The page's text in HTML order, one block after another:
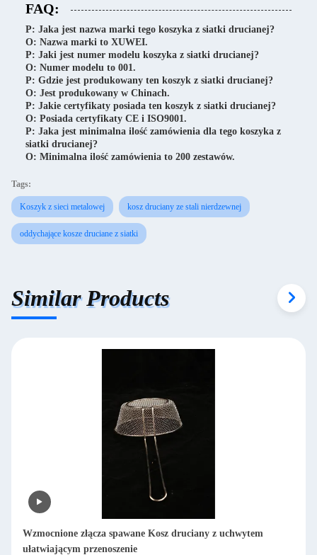
FAQ:
P: Jaka jest nazwa marki tego koszyka z siatki drucianej?
O: Nazwa marki to XUWEI.
P: Jaki jest numer modelu koszyka z siatki drucianej?
O: Numer modelu to 001.
P: Gdzie jest produkowany ten koszyk z siatki drucianej?
O: Jest produkowany w Chinach.
P: Jakie certyfikaty posiada ten koszyk z siatki drucianej?
O: Posiada certyfikaty CE i ISO9001.
P: Jaka jest minimalna ilość zamówienia dla tego koszyka z
siatki drucianej?
O: Minimalna ilość zamówienia to 200 zestawów.
Tags:
Koszyk z sieci metalowej kosz druciany ze stali nierdzewnej
oddychające kosze druciane z siatki
Similar Products
Wzmocnione złącza spawane Kosz druciany z uchwytem
ułatwiającym przenoszenie